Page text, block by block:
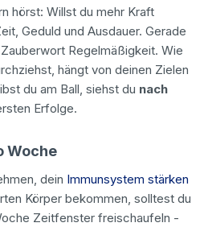
hörst: Willst du mehr Kraft
Geduld und Ausdauer. Gerade
Regelmäßigkeit. Wie
hängt von deinen Zielen
du am Ball, siehst du nach
Erfolge.
Woche
dein Immunsystem stärken
Körper bekommen, solltest du
Zeitfenster freischaufeln -